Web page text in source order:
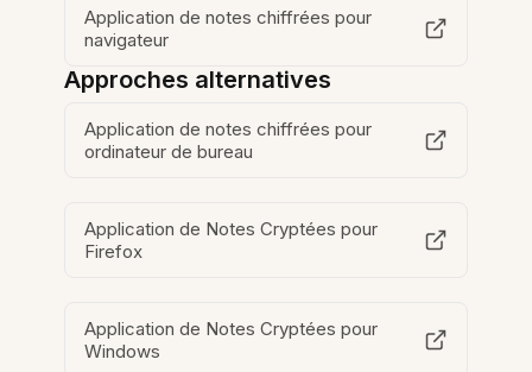
Application de notes chiffrées pour
navigateur
Approches alternatives
Application de notes chiffrées pour
ordinateur de bureau
Application de Notes Cryptées pour
Firefox
Application de Notes Cryptées pour
Windows